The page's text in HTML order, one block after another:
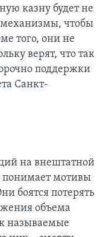
казну будет не
механизмы, чтобы
того, они не
верят, что так
поддержки
Санкт-
на внештатной
понимает мотивы
боятся потерять
объема
называемые